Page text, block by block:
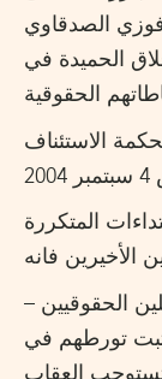
فوزي الصدقاوي
الحميدة في
الاستئناف
المتكررة
– يدين هذه الهجمة الشرسة على المناضلين الحقوقيين
تورطهم في